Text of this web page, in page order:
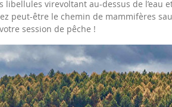
virevoltant au-dessus de l’eau
peut-être le chemin de mammifères
session de pêche !